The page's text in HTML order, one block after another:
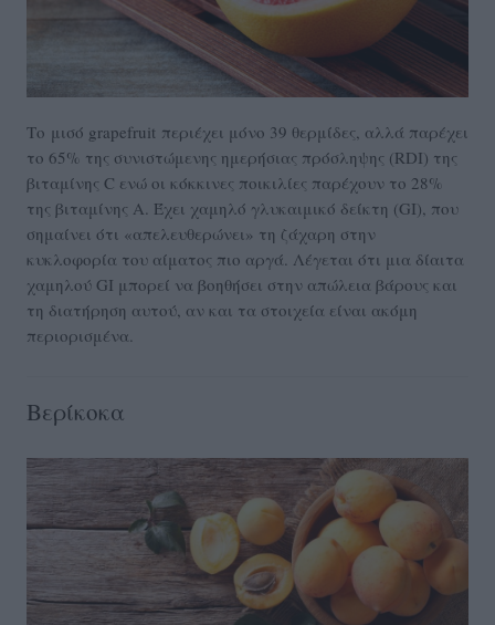
Το μισό grapefruit περιέχει μόνο 39 θερμίδες, αλλά παρέχει
το 65% της συνιστώμενης ημερήσιας πρόσληψης (RDI) της
βιταμίνης C ενώ οι κόκκινες ποικιλίες παρέχουν το 28%
της βιταμίνης Α. Έχει χαμηλό γλυκαιμικό δείκτη (GI), που
σημαίνει ότι «απελευθερώνει» τη ζάχαρη στην
κυκλοφορία του αίματος πιο αργά. Λέγεται ότι μια δίαιτα
χαμηλού GI μπορεί να βοηθήσει στην απώλεια βάρους και
τη διατήρηση αυτού, αν και τα στοιχεία είναι ακόμη
περιορισμένα.
Βερίκοκα